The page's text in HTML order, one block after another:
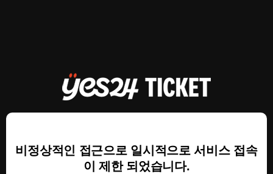
비정상적인 접근으로 일시적으로 서비스 접속
이 제한 되었습니다.